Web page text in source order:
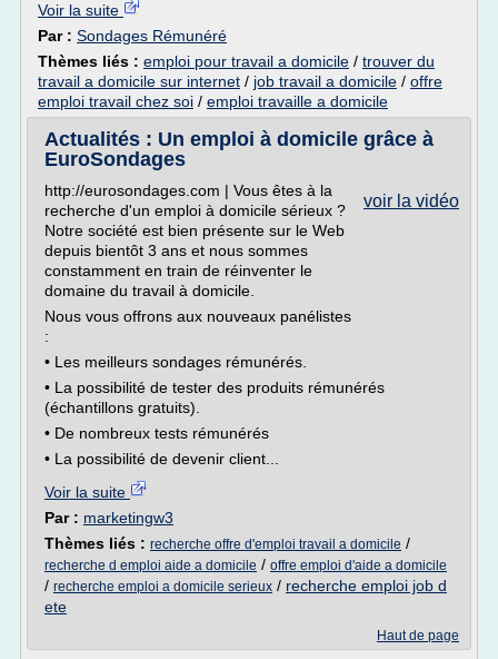
Voir la suite
Par : Sondages Rémunéré
Thèmes liés : emploi pour travail a domicile / trouver du
travail a domicile sur internet / job travail a domicile / offre
emploi travail chez soi / emploi travaille a domicile
Actualités : Un emploi à domicile grâce à
EuroSondages
voir la vidéo
http://eurosondages.com | Vous êtes à la
recherche d'un emploi à domicile sérieux ?
Notre société est bien présente sur le Web
depuis bientôt 3 ans et nous sommes
constamment en train de réinventer le
domaine du travail à domicile.
Nous vous offrons aux nouveaux panélistes
:
• Les meilleurs sondages rémunérés.
• La possibilité de tester des produits rémunérés
(échantillons gratuits).
• De nombreux tests rémunérés
• La possibilité de devenir client...
Voir la suite
Par : marketingw3
Thèmes liés : recherche offre d'emploi travail a domicile /
recherche d emploi aide a domicile / offre emploi d'aide a domicile
/ recherche emploi a domicile serieux / recherche emploi job d
ete
Haut de page